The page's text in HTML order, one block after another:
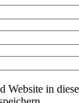
Website in